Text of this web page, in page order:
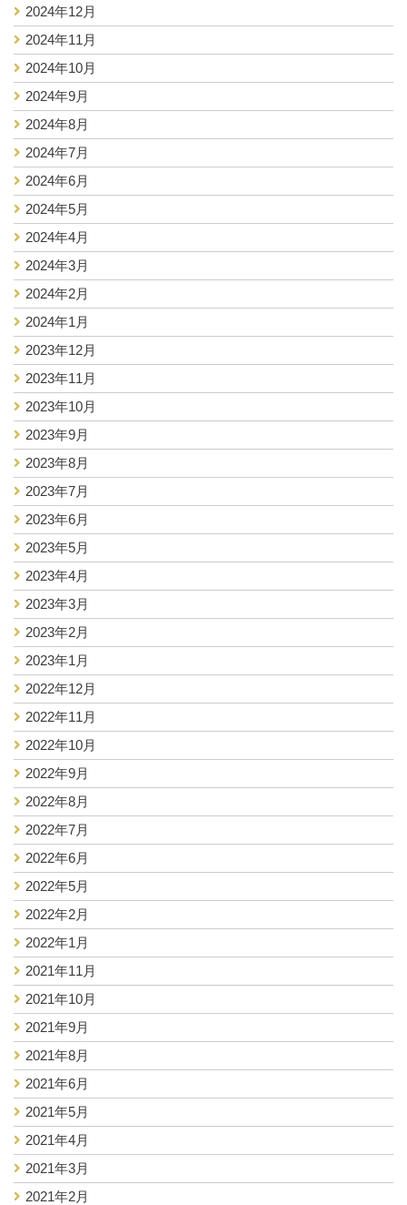
2024年12月
2024年11月
2024年10月
2024年9月
2024年8月
2024年7月
2024年6月
2024年5月
2024年4月
2024年3月
2024年2月
2024年1月
2023年12月
2023年11月
2023年10月
2023年9月
2023年8月
2023年7月
2023年6月
2023年5月
2023年4月
2023年3月
2023年2月
2023年1月
2022年12月
2022年11月
2022年10月
2022年9月
2022年8月
2022年7月
2022年6月
2022年5月
2022年2月
2022年1月
2021年11月
2021年10月
2021年9月
2021年8月
2021年6月
2021年5月
2021年4月
2021年3月
2021年2月